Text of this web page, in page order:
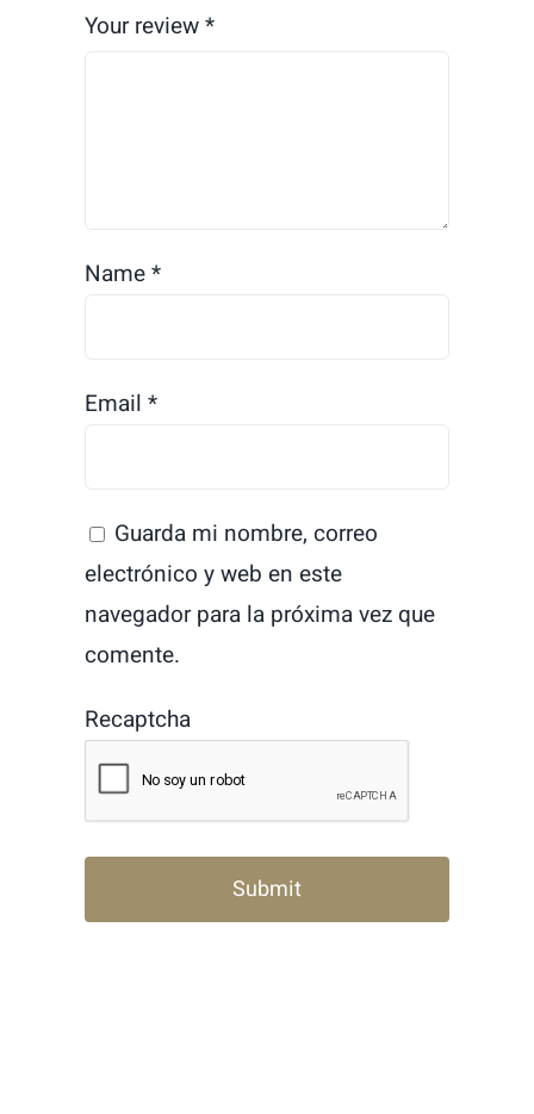
Your review*
Name*
Email *
Guarda mi nombre, correo
electrónico y web en este
navegador para la próxima vez que
comente.
Recaptcha